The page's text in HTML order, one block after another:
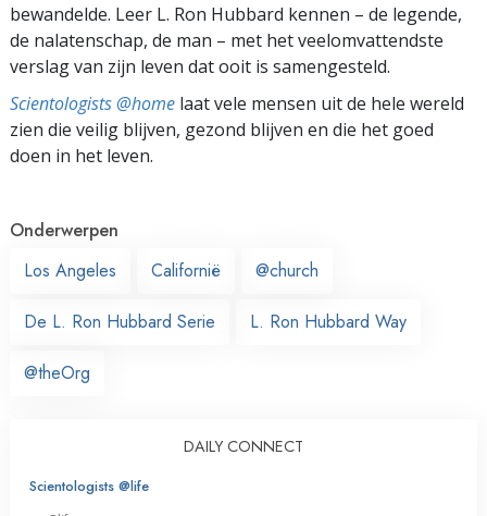
bewandelde. Leer L. Ron Hubbard kennen – de legende,
de nalatenschap, de man – met het veelomvattendste
verslag van zijn leven dat ooit is samengesteld.
Scientologists @home laat vele mensen uit de hele wereld
zien die veilig blijven, gezond blijven en die het goed
doen in het leven.
Onderwerpen
Los Angeles
Californië @church
De L. Ron Hubbard Serie L. Ron Hubbard Way
@theOrg
DAILY CONNECT
Scientologists @life